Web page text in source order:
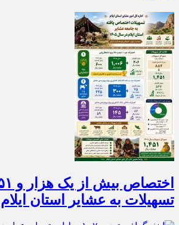
تسهیلات به عشایر استان ایلام